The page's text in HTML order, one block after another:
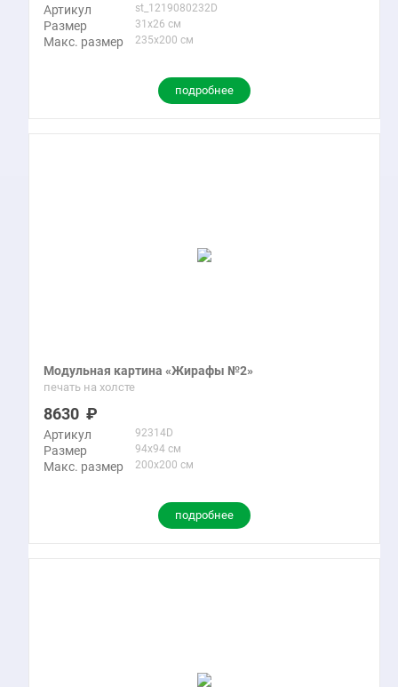
Артикул st_1219080232D
Размер 31x26 см
Макс. размер 235x200 см
подробнее
Модульная картина «Жирафы №2»
печать на холсте
8630
Артикул 92314D
Размер 94x94 см
Макс. размер 200x200 см
подробнее